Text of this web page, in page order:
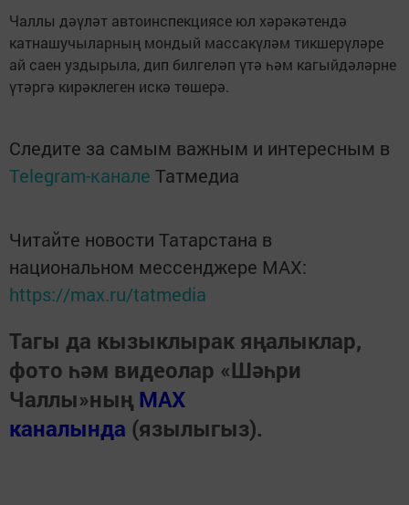
Чаллы дәүләт автоинспекциясе юл хәрәкәтендә
катнашучыларның мондый массакүләм тикшерүләре
ай саен уздырыла, дип билгеләп үтә һәм кагыйдәләрне
үтәргә кирәклеген искә төшерә.
Следите за самым важным и интересным в
Telegram-канале Татмедиа
Читайте новости Татарстана в
национальном мессенджере MАХ:
https://max.ru/tatmedia
Тагы да кызыклырак яңалыклар,
фото һәм видеолар «Шәһри
Чаллы»ның MAX
каналында (язылыгыз).